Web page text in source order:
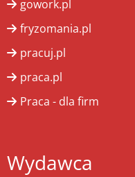
gowork.pl
fryzomania.pl
pracuj.pl
praca.pl
Praca - dla firm
Wydawca